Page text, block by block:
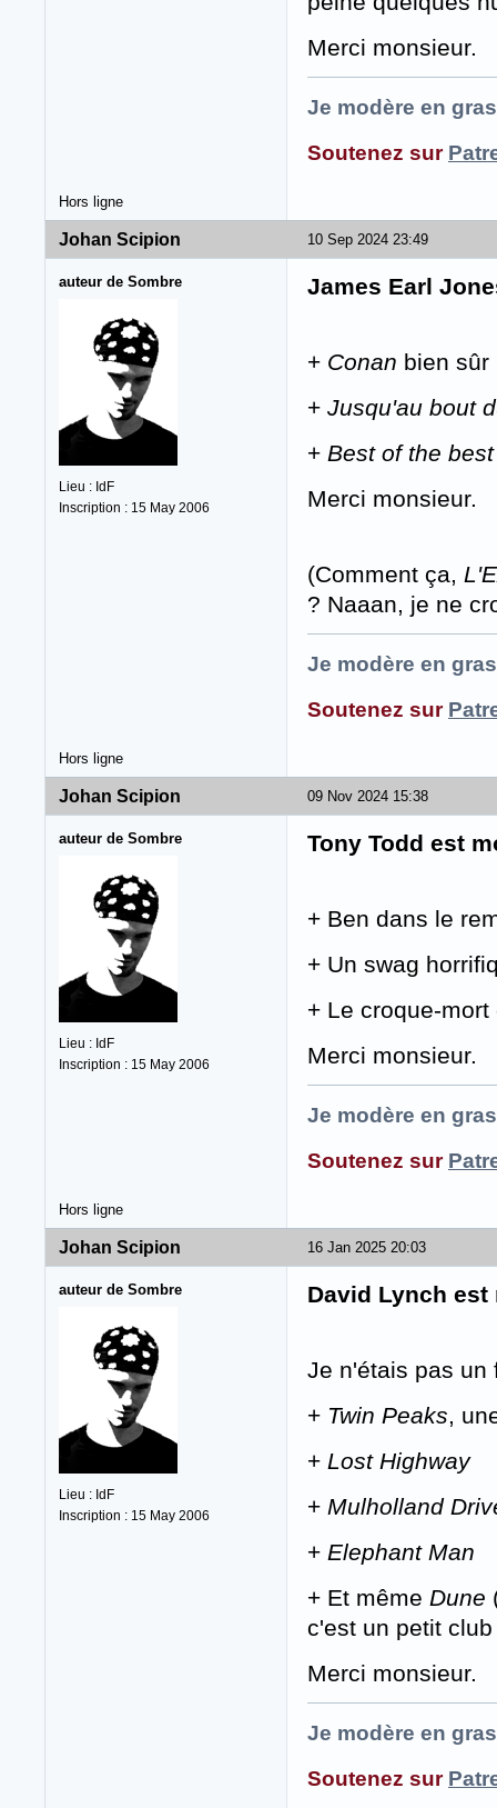
Merci monsieur.
Je modère en
Soutenez sur
Hors ligne
10 Sep 2024 23:49
Johan Scipion
auteur de Sombre
Lieu : IdF
Inscription : 15 May 2006
James Earl
+ Conan bien sûr
+ Jusqu'au bout
+ Best of the best
Merci monsieur.
(Comment ça,
? Naaan, je ne
Je modère en
Soutenez sur
Hors ligne
09 Nov 2024 15:38
Johan Scipion
auteur de Sombre
Lieu : IdF
Inscription : 15 May 2006
Tony Todd est
+ Ben dans le
+ Un swag
+ Le croque-
Merci monsieur.
Je modère en
Soutenez sur
Hors ligne
16 Jan 2025 20:03
Johan Scipion
auteur de Sombre
Lieu : IdF
Inscription : 15 May 2006
David Lynch est
Je n'étais pas un
+ Twin Peaks ,
+ Lost Highway
+ Mulholland
+ Elephant Man
+ Et même Dune
c'est un petit
Merci monsieur.
Je modère en
Soutenez sur